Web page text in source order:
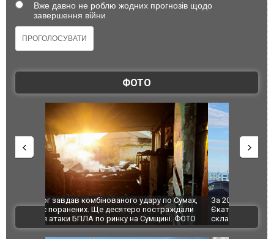
Вже давно не роблю жодних прогнозів щодо
завершення війни
ФОТО
За 2000 кілометрів від кордону з Україною: в
Єкатеринбурзі після атаки дронів загорівся
склад Wildberries. ФОТО. ВІДЕО
"Мої
ВІДЕО